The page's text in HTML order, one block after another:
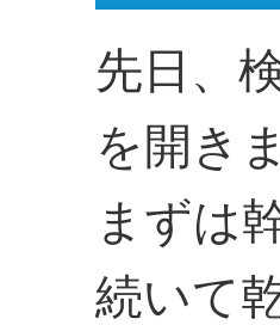
先日、
を開き
まずは
続いて